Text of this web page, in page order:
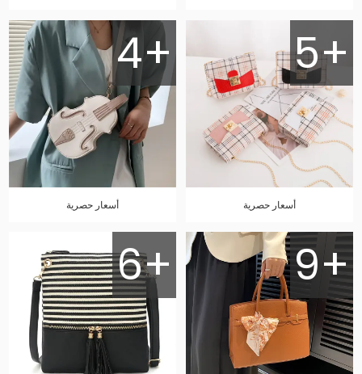
5+
أسعار حصرية
4+
أسعار حصرية
9+
6+